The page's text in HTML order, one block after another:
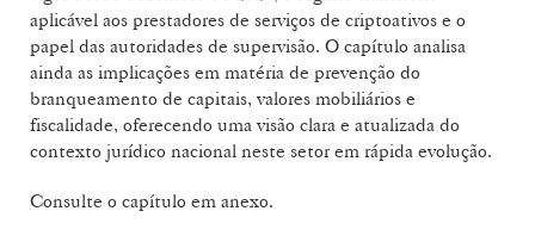
aplicável aos prestadores de serviços de criptoativos e o
papel das autoridades de supervisão. O capítulo analisa
ainda as implicações em matéria de prevenção do
branqueamento de capitais, valores mobiliários e
fiscalidade, oferecendo uma visão clara e atualizada do
contexto jurídico nacional neste setor em rápida evolução.
Consulte o capítulo em anexo.